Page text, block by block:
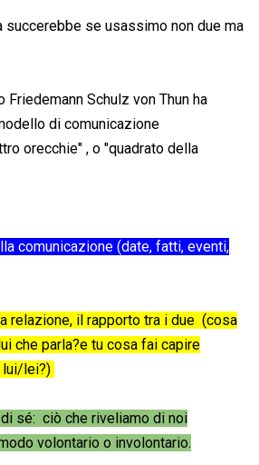
succerebbe se usassimo non due ma
Schulz von Thun ha
di comunicazione
orecchie" , o "quadrato della
comunicazione (date, fatti, eventi,
relazione, il rapporto tra i due (cosa
che parla?e tu cosa fai capire
lui/lei?)
sé: ciò che riveliamo di noi
volontario o involontario.